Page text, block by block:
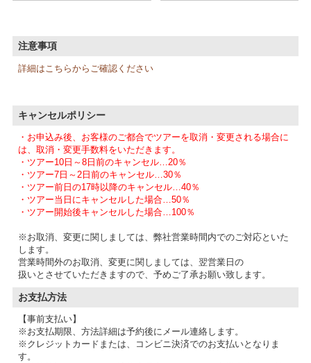
注意事項
詳細はこちらからご確認ください
キャンセルポリシー
・お申込み後、お客様のご都合でツアーを取消・変更される場合に
は、取消・変更手数料をいただきます。
・ツアー10日～8日前のキャンセル…20％
・ツアー7日～2日前のキャンセル…30％
・ツアー前日の17時以降のキャンセル…40％
・ツアー当日にキャンセルした場合…50％
・ツアー開始後キャンセルした場合…100％
※お取消、変更に関しましては、弊社営業時間内でのご対応といた
します。
営業時間外のお取消、変更に関しましては、翌営業日の
扱いとさせていただきますので、予めご了承お願い致します。
お支払方法
【事前支払い】
※お支払期限、方法詳細は予約後にメール連絡します。
※クレジットカードまたは、コンビニ決済でのお支払いとなりま
す。